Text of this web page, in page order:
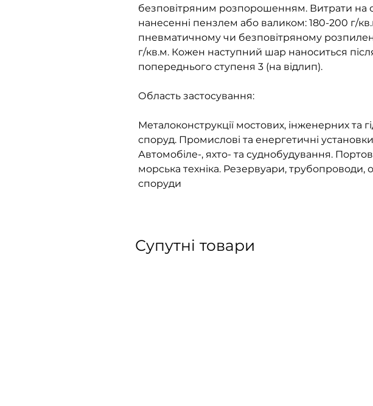
безповітряним розпорошенням. Витрати на
нанесенні пензлем або валиком: 180-200 г/
пневматичному чи безповітряному
г/кв.м. Кожен наступний шар наноситься
попереднього ступеня 3 (на відлип).
Область застосування:
Металоконструкції мостових, інженерних та
споруд. Промислові та енергетичні
Автомобіле-, яхто- та суднобудування.
морська техніка. Резервуари, трубопроводи,
споруди
Супутні товари